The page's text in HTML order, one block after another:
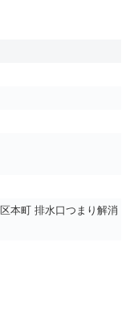
本町 排水口つまり解消